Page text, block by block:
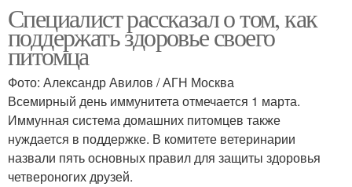
Специалист рассказал о том, как
поддержать здоровье своего
питомца
Фото: Александр Авилов / АГН Москва
Всемирный день иммунитета отмечается 1 марта.
Иммунная система домашних питомцев также
нуждается в поддержке. В комитете ветеринарии
назвали пять основных правил для защиты здоровья
четвероногих друзей.